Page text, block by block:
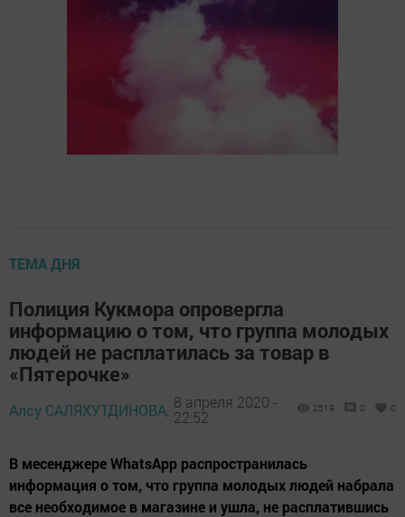
ТЕМА ДНЯ
Полиция Кукмора опровергла
информацию о том, что группа молодых
людей не расплатилась за товар в
«Пятерочке»
Алсу САЛЯХУТДИНОВА, 8 апреля 2020 -
22:52
2519 0 0
В месенджере WhatsApp распространилась
информация о том, что группа молодых людей набрала
все необходимое в магазине и ушла, не расплатившись